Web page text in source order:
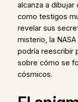
alcanza a
como testigos
revelar sus
misterio, la
podría reescribir
sobre cómo se
cósmicos.